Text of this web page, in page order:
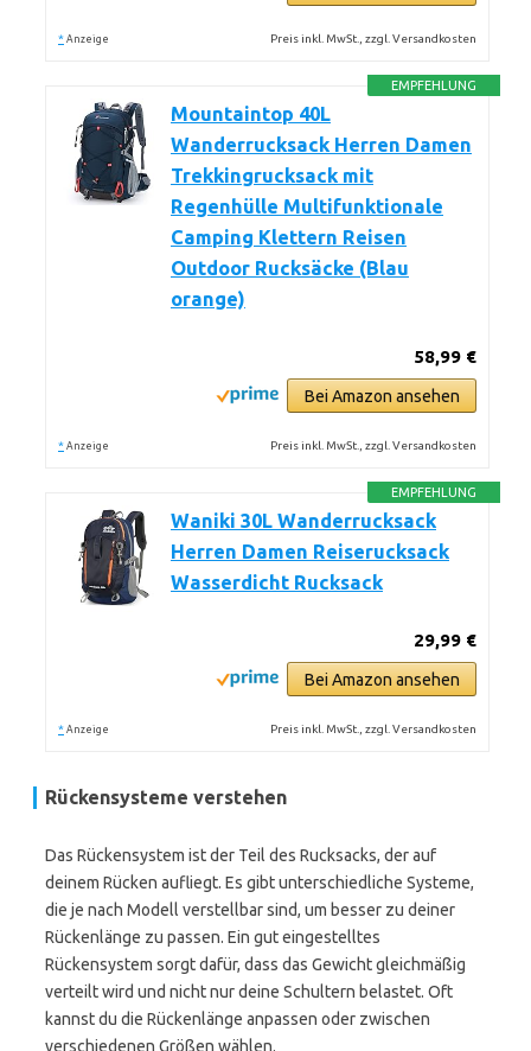
* Anzeige Preis inkl. MwSt., zzgl. Versandkosten
EMPFEHLUNG
Mountaintop 40L
Wanderrucksack Herren Damen
Trekkingrucksack mit
Regenhülle Multifunktionale
Camping Klettern Reisen
Outdoor Rucksäcke (Blau
orange)
58,99 €
Bei Amazon ansehen
* Anzeige Preis inkl. MwSt., zzgl. Versandkosten
EMPFEHLUNG
Waniki 30L Wanderrucksack
Herren Damen Reiserucksack
Wasserdicht Rucksack
29,99 €
Bei Amazon ansehen
* Anzeige Preis inkl. MwSt., zzgl. Versandkosten
Rückensysteme verstehen
Das Rückensystem ist der Teil des Rucksacks, der auf
deinem Rücken aufliegt. Es gibt unterschiedliche Systeme,
die je nach Modell verstellbar sind, um besser zu deiner
Rückenlänge zu passen. Ein gut eingestelltes
Rückensystem sorgt dafür, dass das Gewicht gleichmäßig
verteilt wird und nicht nur deine Schultern belastet. Oft
kannst du die Rückenlänge anpassen oder zwischen
verschiedenen Größen wählen.